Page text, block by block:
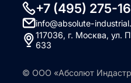
+7 (495) 275-
info@absolute-
117036, г. Москва, ул.
633
© ООО «Абсолют